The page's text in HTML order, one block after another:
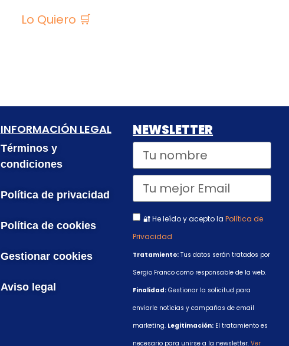
Lo Quiero 🛒
INFORMACIÓN LEGAL
Términos y
condiciones
Política de privacidad
Política de cookies
Gestionar cookies
Aviso legal
NEWSLETTER
🔐 He leído y acepto laPolítica de
Privacidad
Tratamiento: Tus datos serán tratados por
Sergio Franco como responsable de la web.
Finalidad: Gestionar la solicitud para
enviarle noticias y campañas de email
marketing. Legitimación: El tratamiento es
necesario para unirse a la newsletter.Ver